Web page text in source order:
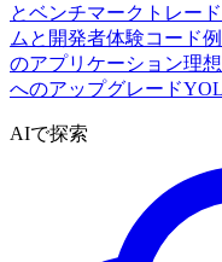
とベンチマーク トレー
ムと開発者体験コード
のアプリケーション理
へのアップグレード
AIで探索